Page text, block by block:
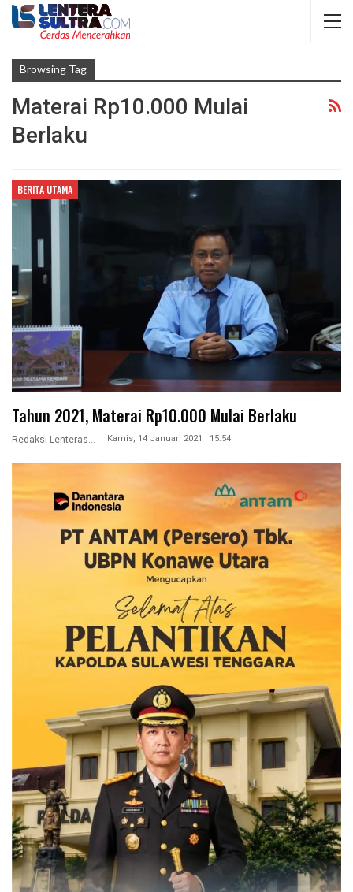
Browsing Tag
Materai Rp10.000 Mulai
Berlaku
BERITA UTAMA
Tahun 2021, Materai Rp10.000 Mulai Berlaku
Kamis, 14 Januari 2021 | 15:54